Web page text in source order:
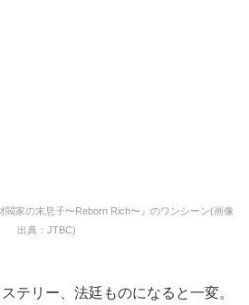
のいいように人を動かしたり、時
題”。治外法権が存在するのでは